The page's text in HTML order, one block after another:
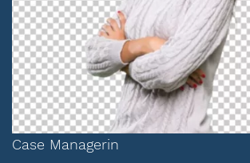
Case Managerin